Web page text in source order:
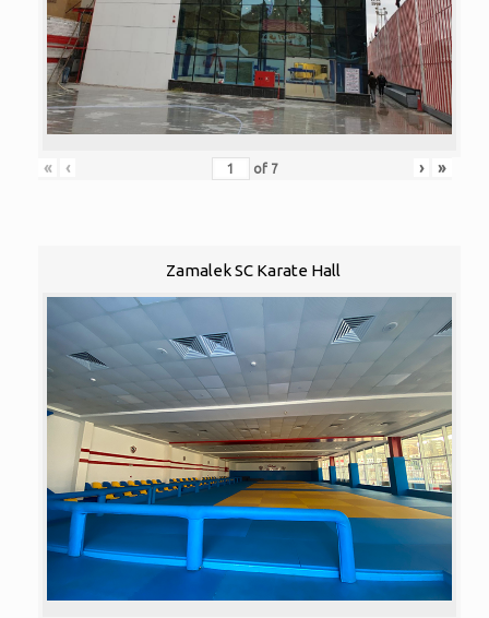
« ‹ of 7 › »
Zamalek SC Karate Hall